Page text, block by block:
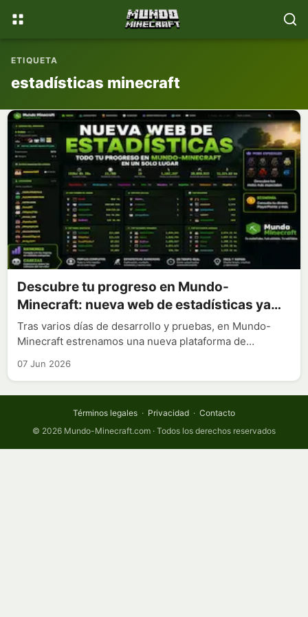
📚 💎
ETIQUETA
estadísticas minecraft
Descubre tu progreso en Mundo-
Minecraft: nueva web de estadísticas ya
disponible
Tras varios días de desarrollo y pruebas, en Mundo-
Minecraft estrenamos una nueva plataforma de…
07 Jun 2026
Términos legales · Privacidad · Contacto
© 2026 Mundo-Minecraft.com · Todos los derechos reservados